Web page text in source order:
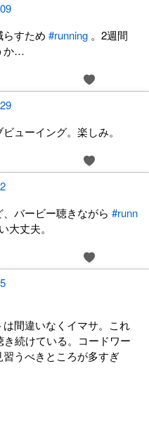
すため #running 。2週間
か…
ューイング。楽しみ。
バービー聴きながら #runn
大丈夫。
間違いなくイマサ。これ
続けている。コードワー
うべきところが多すぎ